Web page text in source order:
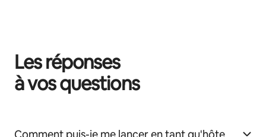
Les réponses
à vos questions
Comment puis-je me lancer en tant qu'hôte